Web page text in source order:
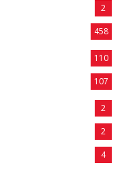
2
458
110
107
2
2
4